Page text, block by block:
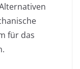
für das